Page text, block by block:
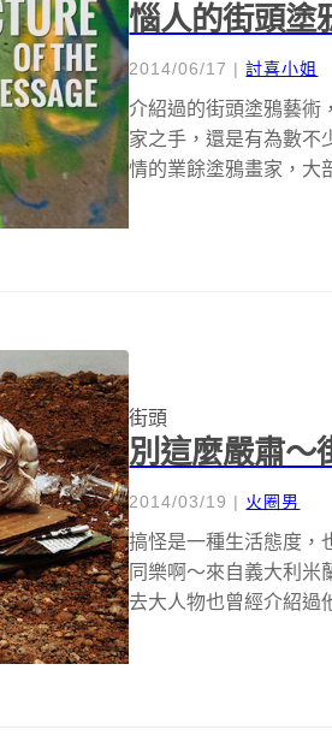
惱人的街頭塗
2014/06/17 |討喜小姐
介紹過的街頭塗鴉藝術
家之手，還是有為數不
情的業餘塗鴉畫家，大
街頭
別這麼嚴肅～
2014/03/19 | 火圈男
搞怪是一種生活態度，
同樂啊～來自義大利
去大人物也曾經介紹過